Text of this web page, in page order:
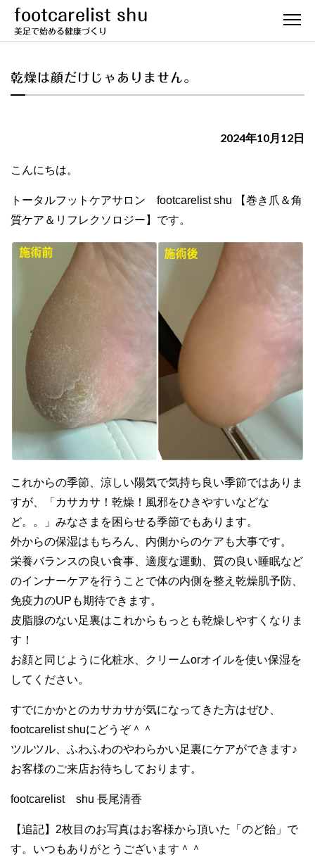
footcarelist shu
美足で始める健康づくり
乾燥は顔だけじゃありません。
2024年10月12日
こんにちは。
トータルフットケアサロン footcarelist shu 【巻き爪＆角
質ケア＆リフレクソロジー】です。
これからの季節、涼しい陽気で気持ち良い季節ではありま
すが、「カサカサ！乾燥！風邪をひきやすいなどな
ど。。」みなさまを困らせる季節でもあります。
外からの保湿はもちろん、内側からのケアも大事です。
栄養バランスの良い食事、適度な運動、質の良い睡眠など
のインナーケアを行うことで体の内側を整え乾燥肌予防、
免疫力のUPも期待できます。
皮脂腺のない足裏はこれからもっとも乾燥しやすくなりま
す！
お顔と同じように化粧水、クリームorオイルを使い保湿を
してください。
すでにかかとのカサカサが気になってきた方はぜひ、
footcarelist shuにどうぞ＾＾
ツルツル、ふわふわのやわらかい足裏にケアができます♪
お客様のご来店お待ちしております。
footcarelist shu 長尾清香
【追記】2枚目のお写真はお客様から頂いた「のど飴」で
す。いつもありがとうございます＾＾